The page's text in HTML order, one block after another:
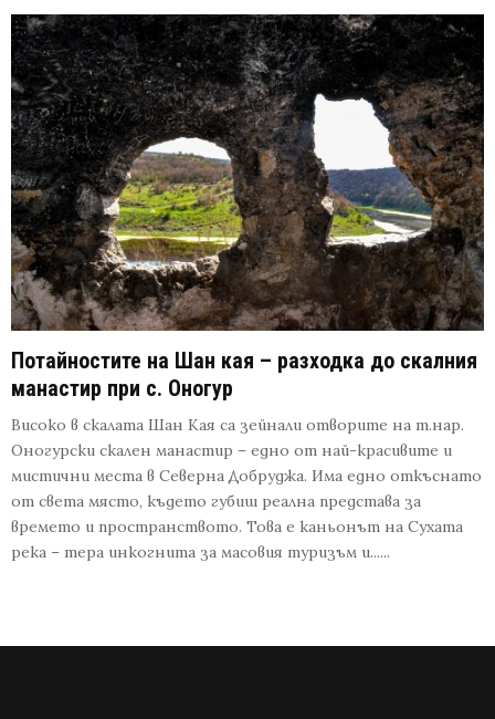
Потайностите на Шан кая – разходка до скалния
манастир при с. Оногур
Високо в скалата Шан Кая са зейнали отворите на т.нар.
Оногурски скален манастир – едно от най-красивите и
мистични места в Северна Добруджа. Има едно откъснато
от света място, където губиш реална представа за
времето и пространството. Това е каньонът на Сухата
река – тера инкогнита за масовия туризъм и......